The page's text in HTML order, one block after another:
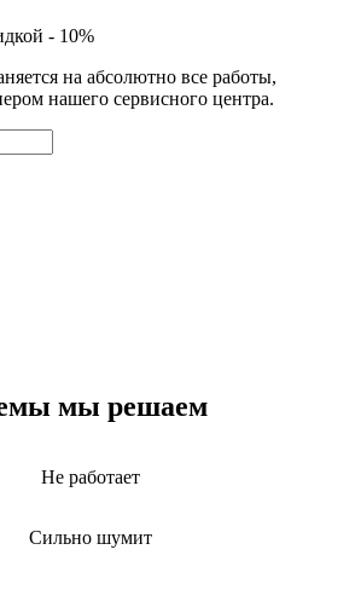
плит
зубных щеток
газонокосилок
опрыскивателей
водных насосов
книг
беруш
переводчиков
- 10%
на абсолютно все работы,
нашего сервисного центра.
мы решаем
Не работает
Сильно шумит